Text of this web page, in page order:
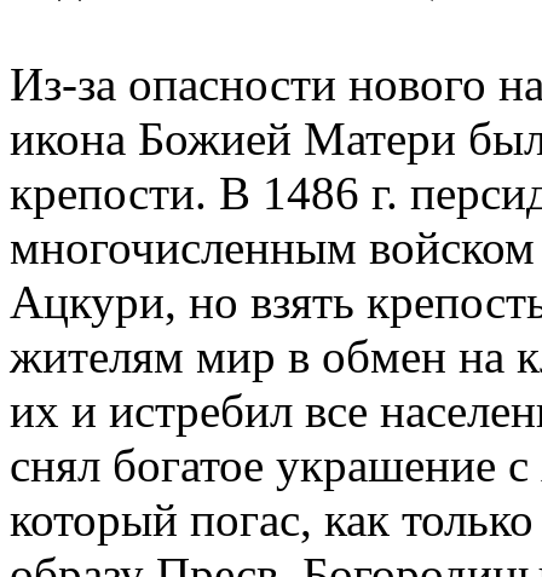
Из-за опасности нового
икона Божией Матери
крепости. В 1486 г.
многочисленным
Ацкури, но взять
жителям мир в обмен на
их и истребил все
снял богатое украшение
который погас, как